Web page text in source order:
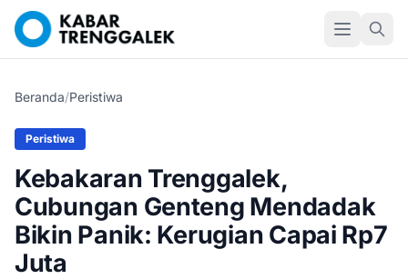
Beranda/Peristiwa
Peristiwa
Kebakaran Trenggalek,
Cubungan Genteng Mendadak
Bikin Panik: Kerugian Capai Rp7
Juta